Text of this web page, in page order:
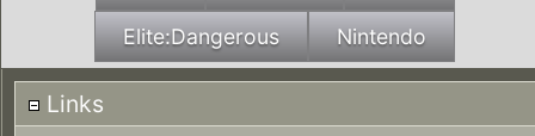
Elite:Dangerous Nintendo
Links